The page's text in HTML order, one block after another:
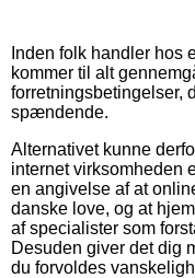
Inden folk handler hos
kommer til alt
forretningsbetingelser,
spændende.
Alternativet kunne
internet virksomheden
en angivelse af at
danske love, og at
af specialister som
Desuden giver det dig
du forvoldes